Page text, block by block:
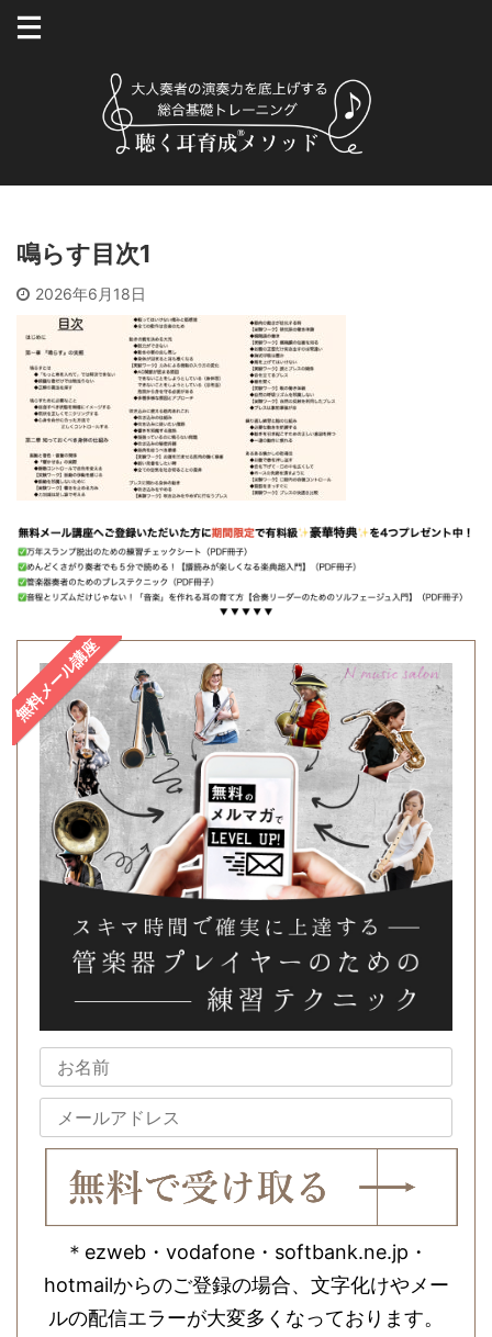
鳴らす目次1
2026年6月18日
無料メール講座
＊ezweb・vodafone・softbank.ne.jp・
hotmailからのご登録の場合、文字化けやメー
ルの配信エラーが大変多くなっております。